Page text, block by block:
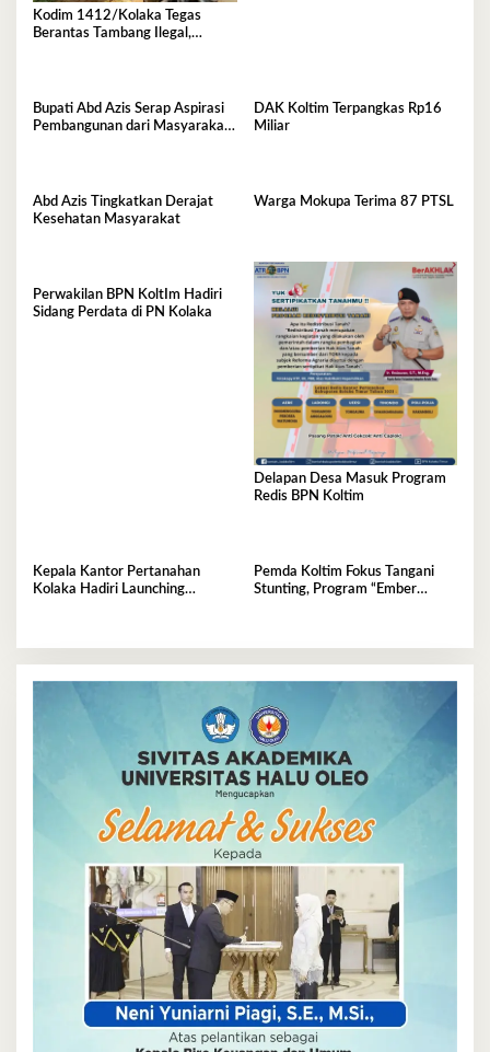
Kodim 1412/Kolaka Tegas
Berantas Tambang Ilegal,
Bupati Abd Azis Serap Aspirasi
Pembangunan dari Masyarakat
DAK Koltim Terpangkas Rp16
Miliar
Abd Azis Tingkatkan Derajat
Kesehatan Masyarakat
Warga Mokupa Terima 87 PTSL
Perwakilan BPN KoltIm Hadiri
Sidang Perdata di PN Kolaka
Delapan Desa Masuk Program
Redis BPN Koltim
Kepala Kantor Pertanahan
Kolaka Hadiri Launching
Pemda Koltim Fokus Tangani
Stunting, Program “Ember